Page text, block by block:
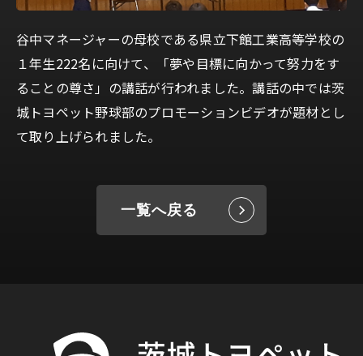
谷中マネージャーの母校である県立下館工業高等学校の
１年生222名に向けて、「夢や目標に向かって努力をす
ることの尊さ」の講話が行われました。講話の中では茨
城トヨペット野球部のプロモーションビデオが題材とし
て取り上げられました。
一覧へ戻る